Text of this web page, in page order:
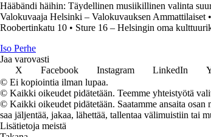
Hääbändi häihin: Täydellinen musiikillinen valinta
Valokuvaaja Helsinki – Valokuvauksen Ammattilaiset •
Roobertinkatu 10 • Sture 16 – Helsingin oma
Iso Perhe
Jaa varovasti
X
Facebook Instagram LinkedIn
© Ei kopiointia ilman lupaa.
© Kaikki oikeudet pidätetään. Teemme yhteistyötä
© Kaikki oikeudet pidätetään. Saatamme ansaita
saa jäljentää, jakaa, lähettää, tallentaa välimuistiin tai
Lisätietoja meistä